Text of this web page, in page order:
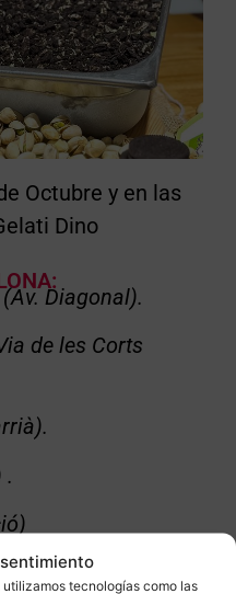
tecnologías como las
Octubre y en las
Dino
Diagonal).
de les Corts
.
(Moll d’Espanya)